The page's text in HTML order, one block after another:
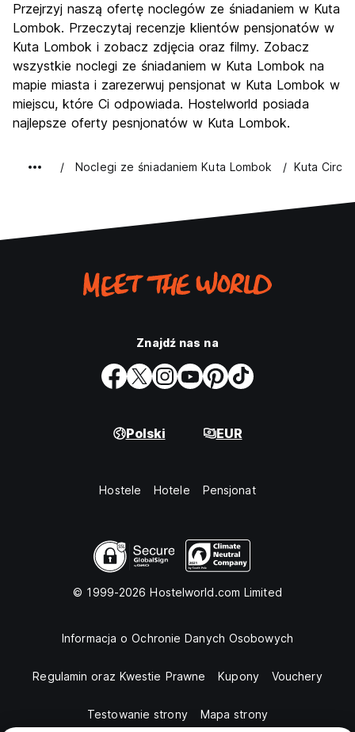
Przejrzyj naszą ofertę noclegów ze śniadaniem w Kuta
Lombok. Przeczytaj recenzje klientów pensjonatów w
Kuta Lombok i zobacz zdjęcia oraz filmy. Zobacz
wszystkie noclegi ze śniadaniem w Kuta Lombok na
mapie miasta i zarezerwuj pensjonat w Kuta Lombok w
miejscu, które Ci odpowiada. Hostelworld posiada
najlepsze oferty pesnjonatów w Kuta Lombok.
Noclegi ze śniadaniem Kuta Lombok Kuta
Znajdź nas na
Polski EUR
Hostele Hotele Pensjonat
© 1999-2026 Hostelworld.com Limited
Informacja o Ochronie Danych Osobowych
Regulamin oraz Kwestie Prawne Kupony Vouchery
Testowanie strony Mapa strony